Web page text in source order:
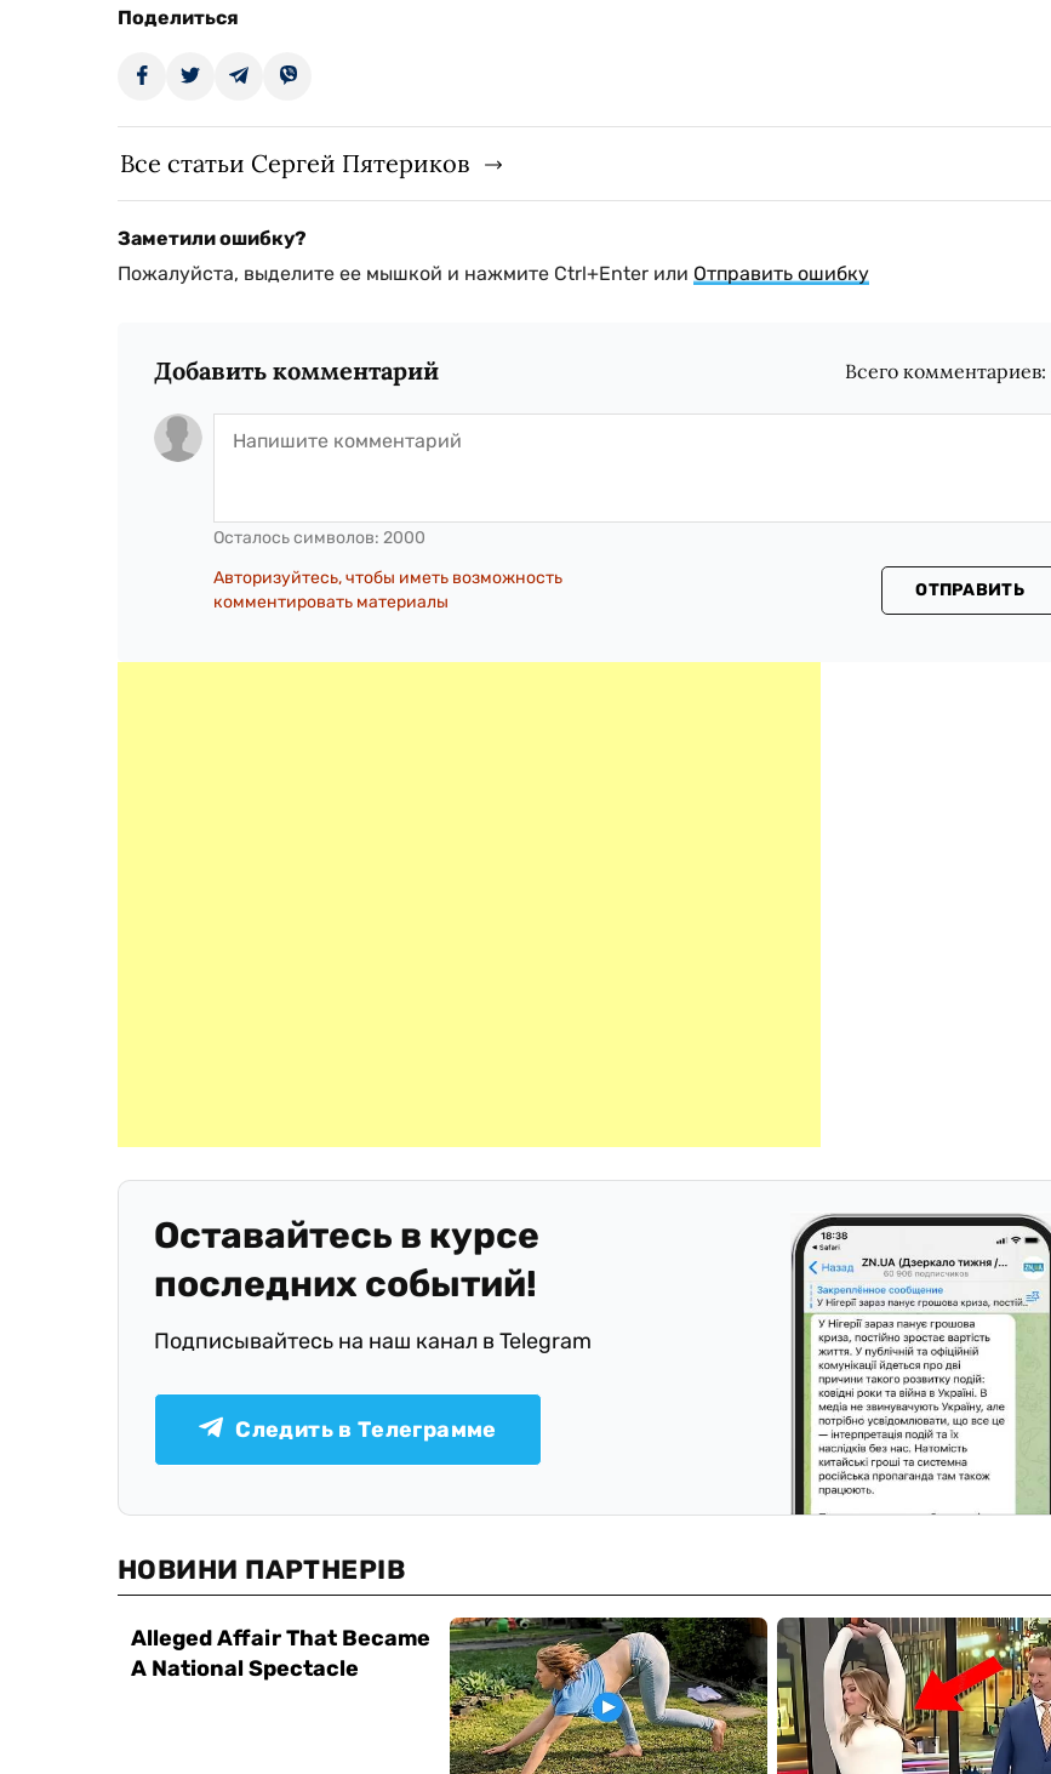
Поделиться
Все статьи Сергей Пятериков
Заметили ошибку?
Пожалуйста, выделите ее мышкой и нажмите Ctrl+Enter или Отправить ошибку
Добавить комментарий Всего комментариев:
Осталось символов: 2000
Авторизуйтесь, чтобы иметь возможность
комментировать материалы
ОТПРАВИТЬ
Оставайтесь в курсе
последних событий!
Подписывайтесь на наш канал в Telegram
Следить в Телеграмме